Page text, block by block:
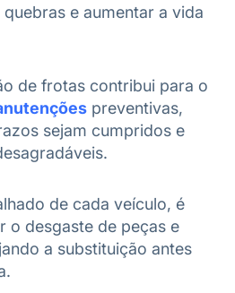
e aumentar a vida
de frotas contribui para o
preventivas,
sejam cumpridos e
de cada veículo, é
o desgaste de peças e
a substituição antes